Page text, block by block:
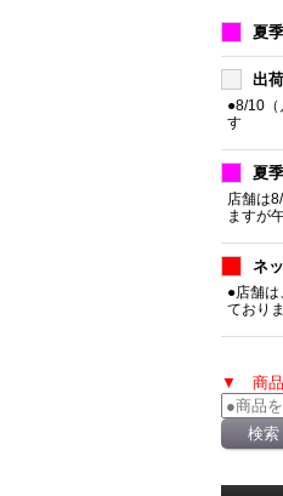
夏
出
●8/10（
す
夏
店舗は
ますが
ネ
●店舗
ており
▼ 商